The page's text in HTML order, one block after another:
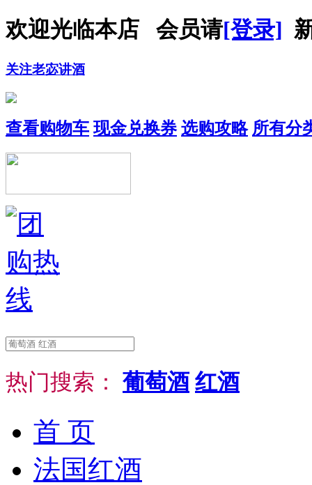
欢迎光临本店 会员请[登录]
关注老宓讲酒
查看购物车 现金兑换券 选购攻略 所有分
热门搜索： 葡萄酒 红酒
首 页
法国红酒